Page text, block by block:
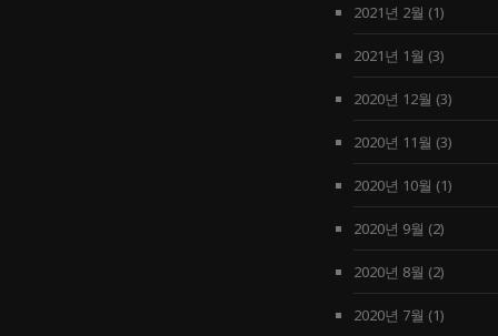
2021년 2월 (1)
2021년 1월 (3)
2020년 12월 (3)
2020년 11월 (3)
2020년 10월 (1)
2020년 9월 (2)
2020년 8월 (2)
2020년 7월 (1)